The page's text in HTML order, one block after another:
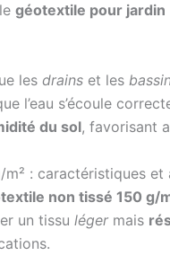
géotextile pour jardin
les drains et les
l’eau s’écoule
du sol, favorisant
: caractéristiques et
non tissé 150 g/
un tissu légermais